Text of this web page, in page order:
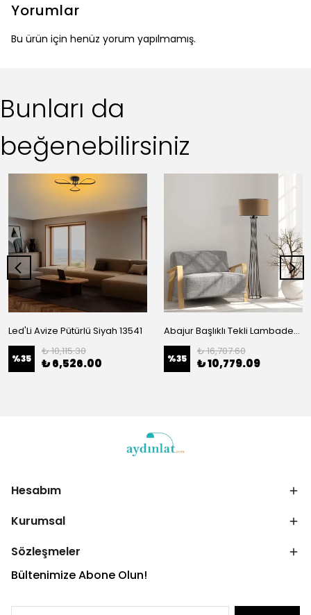
Yorumlar
Bu ürün için henüz yorum yapılmamış.
Bunları da
beğenebilirsiniz
Led'Li Avize Pütürlü Siyah 13541
%35
₺ 10,115.30
₺ 6,526.00
Abajur Başlıklı Tekli Lambader Pütürlü Siyah 13472
%35
₺ 16,707.60
₺ 10,779.09
Hesabım
Kurumsal
Sözleşmeler
Bültenimize Abone Olun!